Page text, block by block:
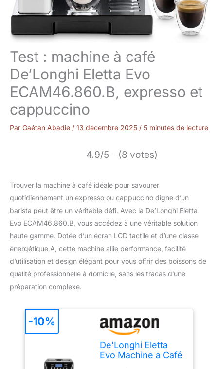
Test : machine à café
De’Longhi Eletta Evo
ECAM46.860.B, expresso et
cappuccino
Par Gaétan Abadie / 13 décembre 2025 / 5 minutes de lecture
4.9/5 - (8 votes)
Trouver la machine à café idéale pour savourer
quotidiennement un expresso ou cappuccino digne d’un
barista peut être un véritable défi. Avec la De’Longhi Eletta
Evo ECAM46.860.B, vous accédez à une véritable solution
haute gamme. Dotée d’un écran LCD tactile et d’une classe
énergétique A, cette machine allie performance, facilité
d’utilisation et design élégant pour vous offrir des boissons de
qualité professionnelle à domicile, sans les tracas d’une
préparation complexe.
De'Longhi Eletta
Evo Machine a Café
-10%